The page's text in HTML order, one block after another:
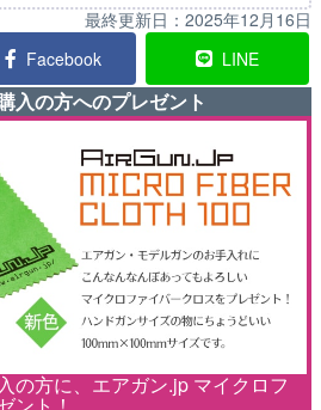
最終更新日： 2025年12月16日
Facebook LINE
入の方へのプレゼント
の方に、エアガン.jp マイクロフ